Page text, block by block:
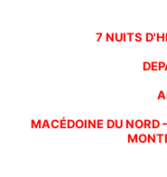
7 NUITS
MACÉDOINE DU NORD